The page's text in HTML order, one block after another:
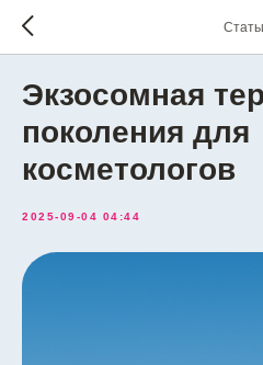
Экзосомная
поколения для
косметологов
2025-09-04 04:44